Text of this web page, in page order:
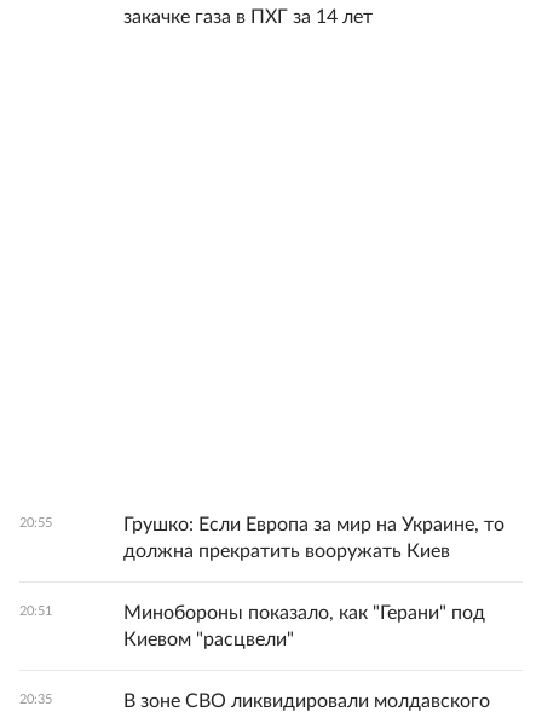
закачке газа в ПХГ за 14 лет
20:55
Грушко: Если Европа за мир на Украине, то
должна прекратить вооружать Киев
20:51
Минобороны показало, как "Герани" под
Киевом "расцвели"
20:35
В зоне СВО ликвидировали молдавского